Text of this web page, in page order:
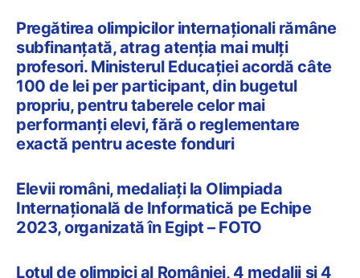
Pregătirea olimpicilor internaționali rămâne
subfinanțată, atrag atenția mai mulți
profesori. Ministerul Educației acordă câte
100 de lei per participant, din bugetul
propriu, pentru taberele celor mai
performanți elevi, fără o reglementare
exactă pentru aceste fonduri
Elevii români, medaliați la Olimpiada
Internațională de Informatică pe Echipe
2023, organizată în Egipt – FOTO
Lotul de olimpici al României, 4 medalii și 4